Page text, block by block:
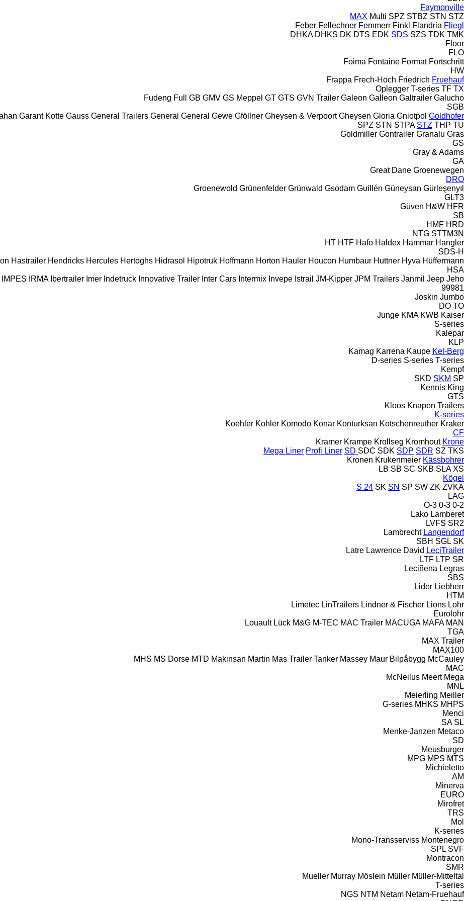
Faymonville
MAX Multi SPZ STBZ STN STZ
Feber Fellechner Femmerr Finkl Flandria Fliegl
DHKA DHKS DK DTS EDK SDS SZS TDK TMK
Floor
FLO
Foima Fontaine Format Fortschritt
HW
Frappa Frech-Hoch Friedrich Fruehauf
Oplegger T-series TF TX
Fudeng Full GB GMV GS Meppel GT GTS GVN Trailer Galeon Galleon Galtrailer Galucho
SGB
Garant Kotte Gauss General Trailers General General Gewe Gföllner Gheysen & Verpoort Gheysen Gloria Gniotpol Goldhofer
SPZ STN STPA STZ THP TU
Goldmiller Gontrailer Granalu Gras
GS
Gray & Adams
GA
Great Dane Groenewegen
DRO
Groenewold Grünenfelder Grünwald Gsodam Guillén Güneysan Gürleşenyıl
GLT3
Güven H&W HFR
SB
HMF HRD
NTG STTM3N
HT HTF Hafo Haldex Hammar Hangler
SDS-H
Hastrailer Hendricks Hercules Hertoghs Hidrasol Hipotruk Hoffmann Horton Hauler Houcon Humbaur Huttner Hyva Hüffermann
HSA
IMPES IRMA Ibertrailer Imer Indetruck Innovative Trailer Inter Cars Intermix Invepe Istrail JM-Kipper JPM Trailers Janmil Jeep Jeho
99981
Joskin Jumbo
DO TO
Junge KMA KWB Kaiser
S-series
Kalepar
KLP
Kamag Karrena Kaupe Kel-Berg
D-series S-series T-series
Kempf
SKD SKM SP
Kennis King
GTS
Kloos Knapen Trailers
K-series
Koehler Kohler Komodo Konar Konturksan Kotschenreuther Kraker
CF
Kramer Krampe Krollseg Kromhout Krone
Mega Liner Profi Liner SD SDC SDK SDP SDR SZ TKS
Kronen Krukenmeier Kässbohrer
LB SB SC SKB SLA XS
Kögel
S 24 SK SN SP SW ZK ZVKA
LAG
0-2
0-3
O-3
Lako Lamberet
LVFS SR2
Lambrecht Langendorf
SBH SGL SK
Latre Lawrence David LeciTrailer
LTF LTP SR
Leciñena Legras
SBS
Lider Liebherr
HTM
Limetec LinTrailers Lindner & Fischer Lions Lohr
Eurolohr
Louault Lück M&G M-TEC MAC Trailer MACUGA MAFA MAN
TGA
MAX Trailer
MAX100
MHS MS Dorse MTD Makinsan Martin Mas Trailer Tanker Massey Maur Bilpåbygg McCauley
MAC
McNeilus Meert Mega
MNL
Meierling Meiller
G-series MHKS MHPS
Menci
SA SL
Menke-Janzen Metaco
SD
Meusburger
MPG MPS MTS
Michieletto
AM
Minerva
EURO
Mirofret
TRS
Mol
K-series
Mono-Transserviss Montenegro
SPL SVF
Montracon
SMR
Mueller Murray Möslein Müller Müller-Mitteltal
T-series
NGS NTM Netam Netam-Fruehauf